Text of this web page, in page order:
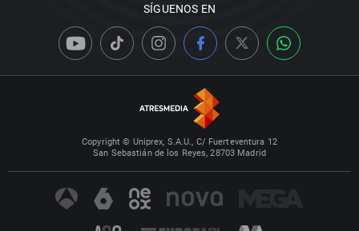
SÍGUENOS EN
Copyright © Uniprex, S.A.U., C/ Fuerteventura 12
San Sebastián de los Reyes, 28703 Madrid